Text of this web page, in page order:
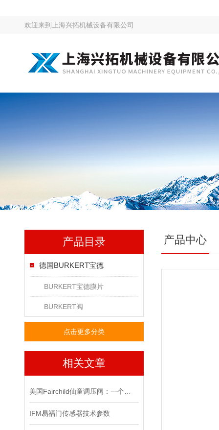
欢迎来到 上海兴拓机械设备有限公司
产品目录
德国BURKERT宝德
BURKERT宝德膜片
BURKERT阀
点击更多分类
相关文章
IFM易福门传感器技术参数
产品中心